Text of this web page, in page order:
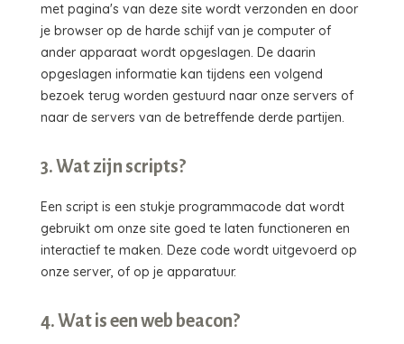
met pagina's van deze site wordt verzonden en door
je browser op de harde schijf van je computer of
ander apparaat wordt opgeslagen. De daarin
opgeslagen informatie kan tijdens een volgend
bezoek terug worden gestuurd naar onze servers of
naar de servers van de betreffende derde partijen.
3. Wat zijn scripts?
Een script is een stukje programmacode dat wordt
gebruikt om onze site goed te laten functioneren en
interactief te maken. Deze code wordt uitgevoerd op
onze server, of op je apparatuur.
4. Wat is een web beacon?